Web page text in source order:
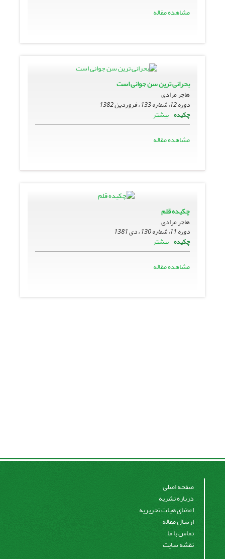
مشاهده مقاله
بحرانى ترین سن جوانى است
هاجر مرادی
دوره 12، شماره 133 ، فروردین 1382
چکیده بیشتر
مشاهده مقاله
چکیده قلم
هاجر مرادی
دوره 11، شماره 130 ، دی 1381
چکیده بیشتر
مشاهده مقاله
صفحه اصلی
درباره نشریه
اعضای هیات تحریریه
ارسال مقاله
تماس با ما
نقشه سایت